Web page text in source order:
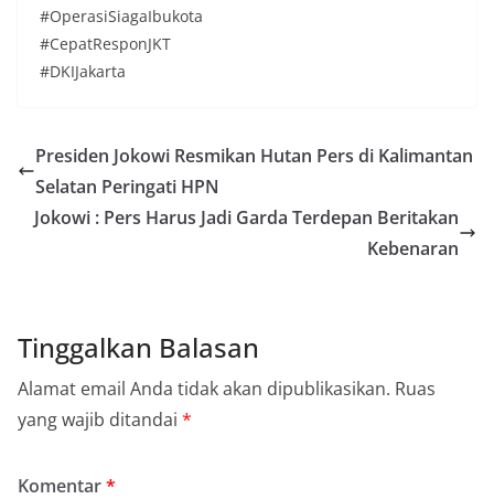
#OperasiSiagaIbukota
#CepatResponJKT
#DKIJakarta
Presiden Jokowi Resmikan Hutan Pers di Kalimantan
Selatan Peringati HPN
Jokowi : Pers Harus Jadi Garda Terdepan Beritakan
Kebenaran
Tinggalkan Balasan
Alamat email Anda tidak akan dipublikasikan. Ruas
yang wajib ditandai *
Komentar*